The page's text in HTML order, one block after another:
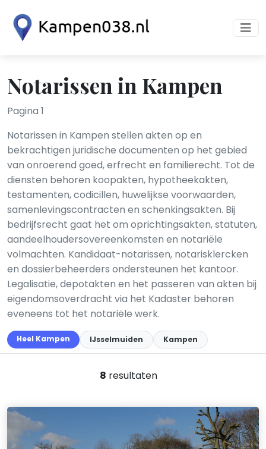
Notarissen in Kampen
Pagina 1
Notarissen in Kampen stellen akten op en
bekrachtigen juridische documenten op het gebied
van onroerend goed, erfrecht en familierecht. Tot de
diensten behoren koopakten, hypotheekakten,
testamenten, codicillen, huwelijkse voorwaarden,
samenlevingscontracten en schenkingsakten. Bij
bedrijfsrecht gaat het om oprichtingsakten, statuten,
aandeelhoudersovereenkomsten en notariële
volmachten. Kandidaat-notarissen, notarisklercken
en dossierbeheerders ondersteunen het kantoor.
Legalisatie, depotakten en het passeren van akten bij
eigendomsoverdracht via het Kadaster behoren
eveneens tot het notariële werk.
Heel Kampen IJsselmuiden Kampen
8 resultaten